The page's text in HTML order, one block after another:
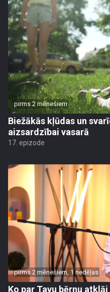
pirms 2 mēnešiem
Biežākās kļūdas un
aizsardzībai vasarā
17. epizode
pirms 2 mēnešiem, 1 nedēļas
Ko par Tavu bērnu